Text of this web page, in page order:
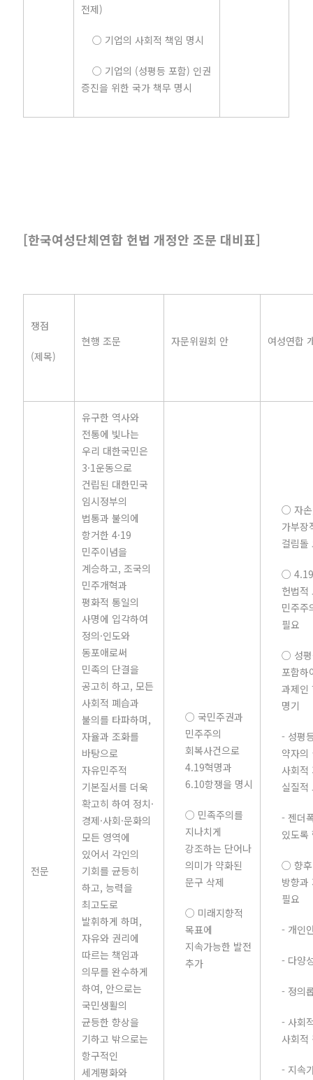
전제)
○ 기업의 사회적 책임 명시
○ 기업의 (성평등 포함) 인권
증진을 위한 국가 책무 명시
[한국여성단체연합 헌법 개정안 조문 대비표]
쟁점
(제목)
현행 조문 자문위원회 안 여성연합
전문
유구한 역사와
전통에 빛나는
우리 대한국민은
3·1운동으로
건립된 대한민국
임시정부의
법통과 불의에
항거한 4·19
민주이념을
계승하고, 조국의
민주개혁과
평화적 통일의
사명에 입각하여
정의·인도와
동포애로써
민족의 단결을
공고히 하고, 모든
사회적 폐습과
불의를 타파하며,
자율과 조화를
바탕으로
자유민주적
기본질서를 더욱
확고히 하여 정치·
경제·사회·문화의
모든 영역에
있어서 각인의
기회를 균등히
하고, 능력을
최고도로
발휘하게 하며,
자유와 권리에
따르는 책임과
의무를 완수하게
하여, 안으로는
국민생활의
균등한 향상을
기하고 밖으로는
항구적인
세계평화와
○ 국민주권과
민주주의
회복사건으로
4.19혁명과
6.10항쟁을 명시
○ 민족주의를
지나치게
강조하는 단어나
의미가 약화된
문구 삭제
○ 미래지향적
목표에
지속가능한 발전
추가
○ 자손
가부장
걸림돌
○ 4.19
헌법적
민주주
필요
○ 성평
포함하
과제인
명기
- 성평
약자의
사회적
실질적
- 젠더
있도록
○ 향후
방향과
필요
- 개인
- 다양
- 정의
- 사회
사회적
- 지속